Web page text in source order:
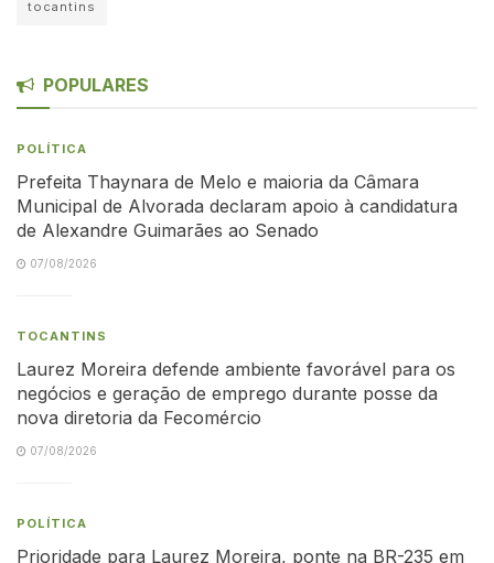
tocantins
POPULARES
POLÍTICA
Prefeita Thaynara de Melo e maioria da Câmara
Municipal de Alvorada declaram apoio à candidatura
de Alexandre Guimarães ao Senado
07/08/2026
TOCANTINS
Laurez Moreira defende ambiente favorável para os
negócios e geração de emprego durante posse da
nova diretoria da Fecomércio
07/08/2026
POLÍTICA
Prioridade para Laurez Moreira, ponte na BR-235 em